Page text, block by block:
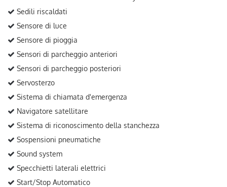
Sedili riscaldati
Sensore di luce
Sensore di pioggia
Sensori di parcheggio anteriori
Sensori di parcheggio posteriori
Servosterzo
Sistema di chiamata d'emergenza
Navigatore satellitare
Sistema di riconoscimento della stanchezza
Sospensioni pneumatiche
Sound system
Specchietti laterali elettrici
Start/Stop Automatico